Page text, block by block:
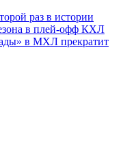
раз в истории
в плей-офф КХЛ
в МХЛ прекратит